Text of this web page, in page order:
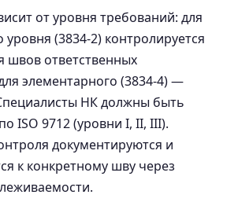
от уровня требований: для
уровня (3834-2) контролируется
швов ответственных
элементарного (3834-4) —
НК должны быть
ISO 9712 (уровни I, II, III).
документируются и
к конкретному шву через